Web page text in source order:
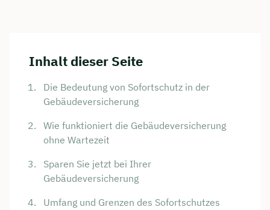
Inhalt dieser Seite
Die Bedeutung von Sofortschutz in der
Gebäudeversicherung
Wie funktioniert die Gebäudeversicherung
ohne Wartezeit
Sparen Sie jetzt bei Ihrer
Gebäudeversicherung
Umfang und Grenzen des Sofortschutzes